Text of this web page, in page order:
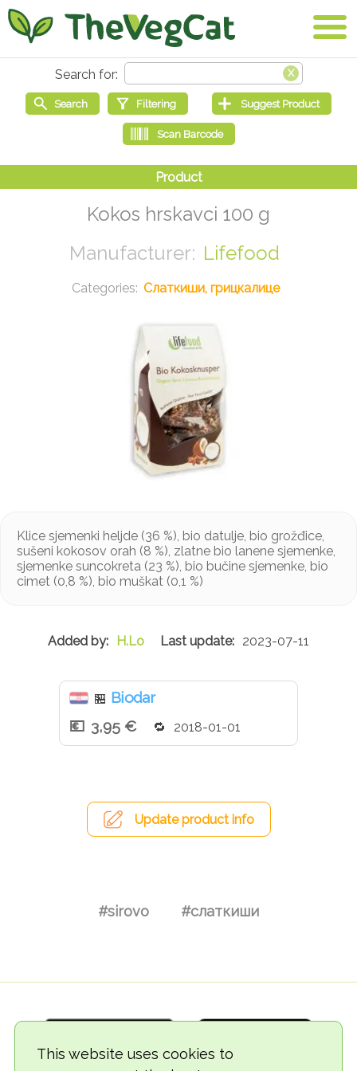
This website uses cookies to
Kokos hrskavci 100 g
Lifefood
Слаткиши, грицкалице
Klice sjemenki heljde (36 %), bio datulje, bio grožđice,
sušeni kokosov orah (8 %), zlatne bio lanene sjemenke,
sjemenke suncokreta (23 %), bio bučine sjemenke, bio
cimet (0,8 %), bio muškat (0,1 %)
H.Lo 2023-07-11
🏪 Biodar
3,95 €
2018-01-01
Update product info
#sirovo #слаткиши